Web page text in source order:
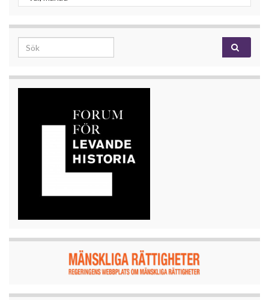
Search for: